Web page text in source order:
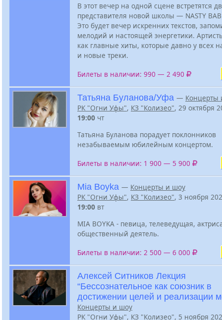
В этот вечер на одной сцене встретятся
представителя новой школы — NASTY
Это будет вечер искренних текстов,
мелодий и настоящей энергетики.
как главные хиты, которые давно у всех
и новые треки.
Билеты в наличии: 990 — 2 490
Татьяна Буланова/Уфа — Концерты
РК "Огни Уфы", КЗ "Колизео", 29 октября
19:00 чт
Татьяна Буланова порадует поклонников
незабываемым юбилейным концертом.
Билеты в наличии: 1 900 — 5 900
Mia Boyka — Концерты и шоу
РК "Огни Уфы", КЗ "Колизео", 3 ноября
19:00 вт
MIA BOYKA - певица, телеведущая,
общественный деятель.
Билеты в наличии: 2 500 — 6 000
Алексей Ситников Лекция
“Бессознательное как союзник в
достижении целей и реализации
Концерты и шоу
РК "Огни Уфы", КЗ "Колизео", 5 ноября